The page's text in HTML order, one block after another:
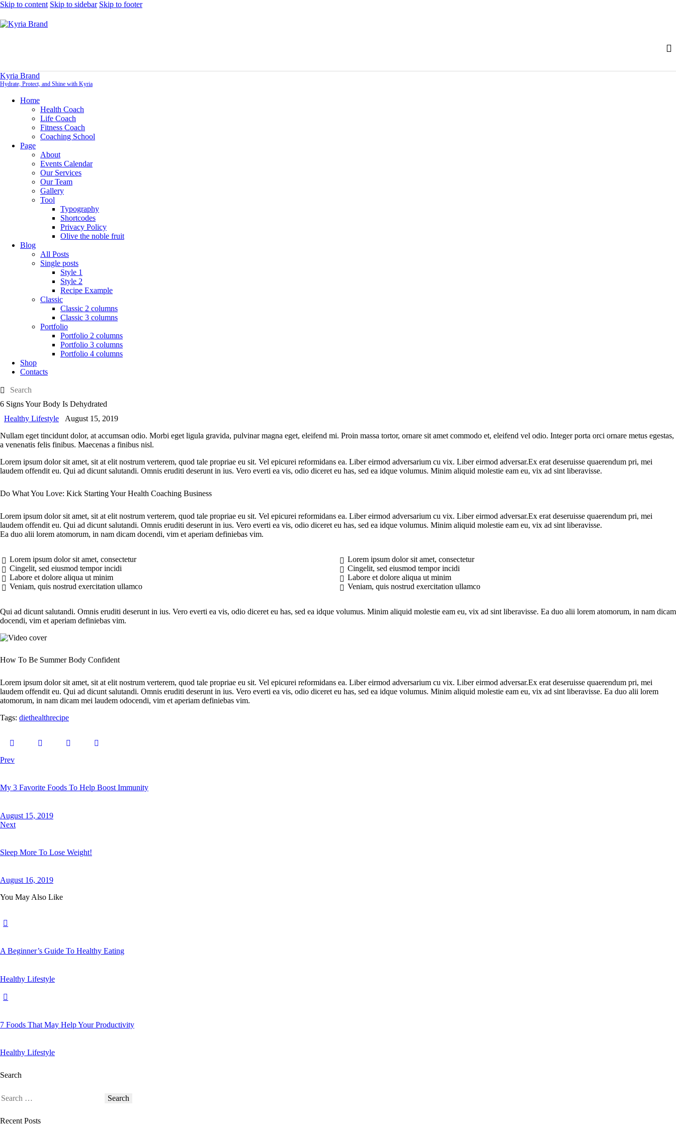
Skip to content Skip to sidebar Skip to footer
Kyria Brand
Hydrate, Protect, and Shine with Kyria
Home
Health Coach
Life Coach
Fitness Coach
Coaching School
Page
About
Events Calendar
Our Services
Our Team
Gallery
Tool
Typography
Shortcodes
Privacy Policy
Olive the noble fruit
Blog
All Posts
Single posts
Style 1
Style 2
Recipe Example
Classic
Classic 2 columns
Classic 3 columns
Portfolio
Portfolio 2 columns
Portfolio 3 columns
Portfolio 4 columns
Shop
Contacts
6 Signs Your Body Is Dehydrated
Healthy Lifestyle
August 15, 2019
Nullam eget tincidunt dolor, at accumsan odio. Morbi eget ligula gravida, pulvinar magna eget, eleifend mi. Proin massa tortor, ornare sit amet commodo et, eleifend vel odio. Integer porta orci ornare metus egestas,
a venenatis felis finibus. Maecenas a finibus nisl.
Lorem ipsum dolor sit amet, sit at elit nostrum verterem, quod tale propriae eu sit. Vel epicurei reformidans ea. Liber eirmod adversarium cu vix. Liber eirmod adversar.Ex erat deseruisse quaerendum pri, mei
laudem offendit eu. Qui ad dicunt salutandi. Omnis eruditi deserunt in ius. Vero everti ea vis, odio diceret eu has, sed ea idque volumus. Minim aliquid molestie eam eu, vix ad sint liberavisse.
Do What You Love: Kick Starting Your Health Coaching Business
Lorem ipsum dolor sit amet, sit at elit nostrum verterem, quod tale propriae eu sit. Vel epicurei reformidans ea. Liber eirmod adversarium cu vix. Liber eirmod adversar.Ex erat deseruisse quaerendum pri, mei
laudem offendit eu. Qui ad dicunt salutandi. Omnis eruditi deserunt in ius. Vero everti ea vis, odio diceret eu has, sed ea idque volumus. Minim aliquid molestie eam eu, vix ad sint liberavisse.
Ea duo alii lorem atomorum, in nam dicam docendi, vim et aperiam definiebas vim.
Lorem ipsum dolor sit amet, consectetur
Cingelit, sed eiusmod tempor incidi
Labore et dolore aliqua ut minim
Veniam, quis nostrud exercitation ullamco
Lorem ipsum dolor sit amet, consectetur
Cingelit, sed eiusmod tempor incidi
Labore et dolore aliqua ut minim
Veniam, quis nostrud exercitation ullamco
Qui ad dicunt salutandi. Omnis eruditi deserunt in ius. Vero everti ea vis, odio diceret eu has, sed ea idque volumus. Minim aliquid molestie eam eu, vix ad sint liberavisse. Ea duo alii lorem atomorum, in nam dicam
docendi, vim et aperiam definiebas vim.
How To Be Summer Body Confident
Lorem ipsum dolor sit amet, sit at elit nostrum verterem, quod tale propriae eu sit. Vel epicurei reformidans ea. Liber eirmod adversarium cu vix. Liber eirmod adversar.Ex erat deseruisse quaerendum pri, mei
laudem offendit eu. Qui ad dicunt salutandi. Omnis eruditi deserunt in ius. Vero everti ea vis, odio diceret eu has, sed ea idque volumus. Minim aliquid molestie eam eu, vix ad sint liberavisse. Ea duo alii lorem
atomorum, in nam dicam mei laudem odocendi, vim et aperiam definiebas vim.
Tags: diethealthrecipe
Post
Prev
My 3 Favorite Foods To Help Boost Immunity
August 15, 2019
Next
Sleep More To Lose Weight!
August 16, 2019
You May Also Like
A Beginner’s Guide To Healthy Eating
Healthy Lifestyle
7 Foods That May Help Your Productivity
Healthy Lifestyle
Search
Search
Recent Posts